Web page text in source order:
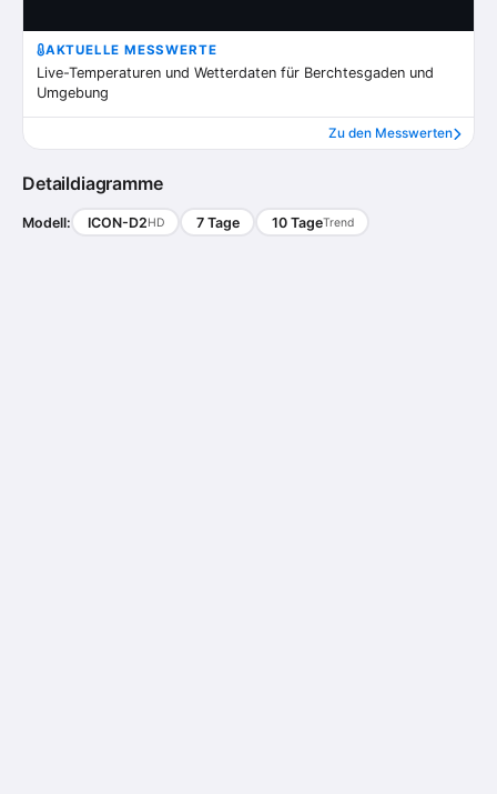
AKTUELLE MESSWERTE
Live-Temperaturen und Wetterdaten für Berchtesgaden und
Umgebung
Zu den Messwerten
Detaildiagramme
Modell: ICON-D2HD 7 Tage 10 TageTrend